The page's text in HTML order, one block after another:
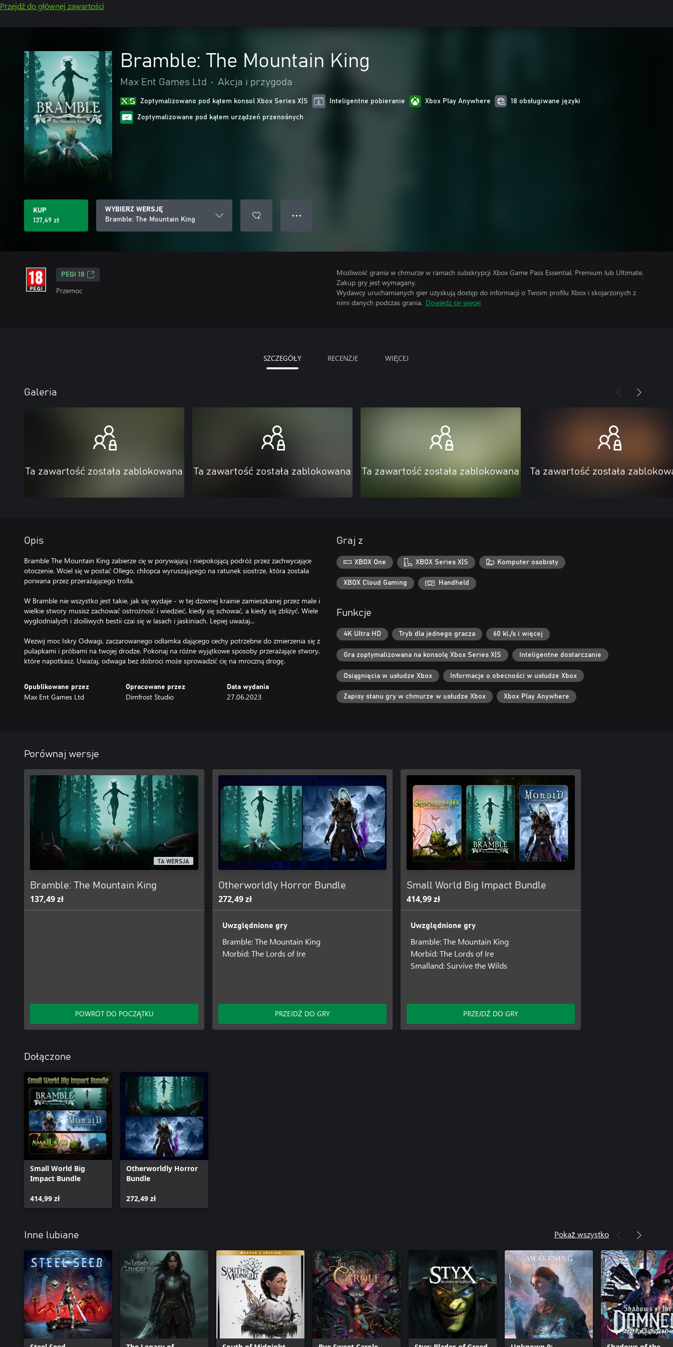
Przejdź do głównej zawartości
Bramble: The Mountain King
Max Ent Games Ltd • Akcja i przygoda
Zoptymalizowano pod kątem konsol Xbox Series X|S Inteligentne pobieranie Xbox Play Anywhere 18 obsługiwane języki
Zoptymalizowane pod kątem urządzeń przenośnych
KUP
137,49 zł
WYBIERZ WERSJĘ
Bramble: The Mountain King
● ● ●
PEGI 18
Przemoc
Możliwość grania w chmurze w ramach subskrypcji Xbox Game Pass Essential, Premium lub Ultimate.
Zakup gry jest wymagany.
Wydawcy uruchamianych gier uzyskują dostęp do informacji o Twoim profilu Xbox i skojarzonych z
nimi danych podczas grania. Dowiedz się więcej
SZCZEGÓŁY RECENZJE WIĘCEJ
Galeria
Ta zawartość została zablokowana Ta zawartość została zablokowana Ta zawartość została zablokowana Ta zawartość została
Opis
Bramble The Mountain King zabierze cię w porywającą i niepokojącą podróż przez zachwycające
otoczenie. Wciel się w postać Ollego, chłopca wyruszającego na ratunek siostrze, która została
porwana przez przerażającego trolla.
W Bramble nie wszystko jest takie, jak się wydaje - w tej dziwnej krainie zamieszkanej przez małe i
wielkie stwory musisz zachować ostrożność i wiedzieć, kiedy się schować, a kiedy się zbliżyć. Wiele
wygłodniałych i złośliwych bestii czai się w lasach i jaskiniach. Lepiej uważaj...
Wezwij moc Iskry Odwagi, zaczarowanego odłamka dającego cechy potrzebne do zmierzenia się z
pułapkami i próbami na twojej drodze. Pokonaj na różne wyjątkowe sposoby przerażające stwory,
Opublikowane przez
Max Ent Games Ltd
Opracowane przez
Dimfrost Studio
Data wydania
27.06.2023
Graj z
XBOX One XBOX Series X|S Komputer osobisty
XBOX Cloud Gaming Handheld
Funkcje
4K Ultra HD Tryb dla jednego gracza 60 kl./s i więcej
Gra zoptymalizowana na konsolę Xbox Series X|S Inteligentne dostarczanie
Osiągnięcia w usłudze Xbox Informacje o obecności w usłudze Xbox
Zapisy stanu gry w chmurze w usłudze Xbox Xbox Play Anywhere
Porównaj wersje
TA WERSJA
Bramble: The Mountain King
137,49 zł
POWRÓT DO POCZĄTKU
Otherworldly Horror Bundle
272,49 zł
Uwzględnione gry
Bramble: The Mountain King
Morbid: The Lords of Ire
PRZEJDŹ DO GRY
Small World Big Impact Bundle
414,99 zł
Uwzględnione gry
Bramble: The Mountain King
Morbid: The Lords of Ire
Smalland: Survive the Wilds
PRZEJDŹ DO GRY
Dołączone
Small World Big
Impact Bundle
414,99 zł
Otherworldly Horror
Bundle
272,49 zł
Inne lubiane Pokaż wszystko